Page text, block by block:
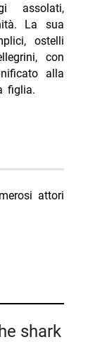
assolati,
La sua
ostelli
con
alla
figlia.
attori
shark